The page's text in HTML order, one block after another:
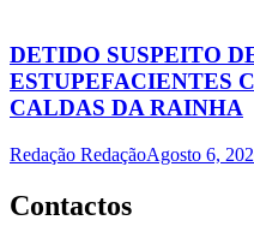
DETIDO SUSPEITO
ESTUPEFACIENTES
CALDAS DA RAINHA
Redação RedaçãoAgosto 6,
Contactos